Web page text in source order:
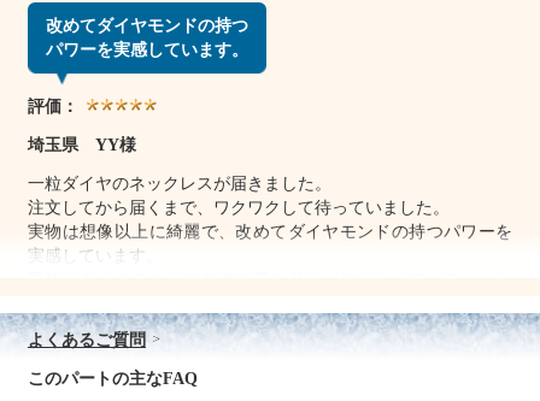
改めてダイヤモンドの持つ
パワーを実感しています。
評価：
埼玉県 YY様
一粒ダイヤのネックレスが届きました。
注文してから届くまで、ワクワクして待っていました。
実物は想像以上に綺麗で、改めてダイヤモンドの持つパワーを
実感しています。
史、押しつけがましくない文章に信頼感が生まれ、こちらでの
購入を決めました。
高品質なダイヤをこれだけ低価格で購入できるなんて、フォー
よくあるご質問
このパートの主なFAQ